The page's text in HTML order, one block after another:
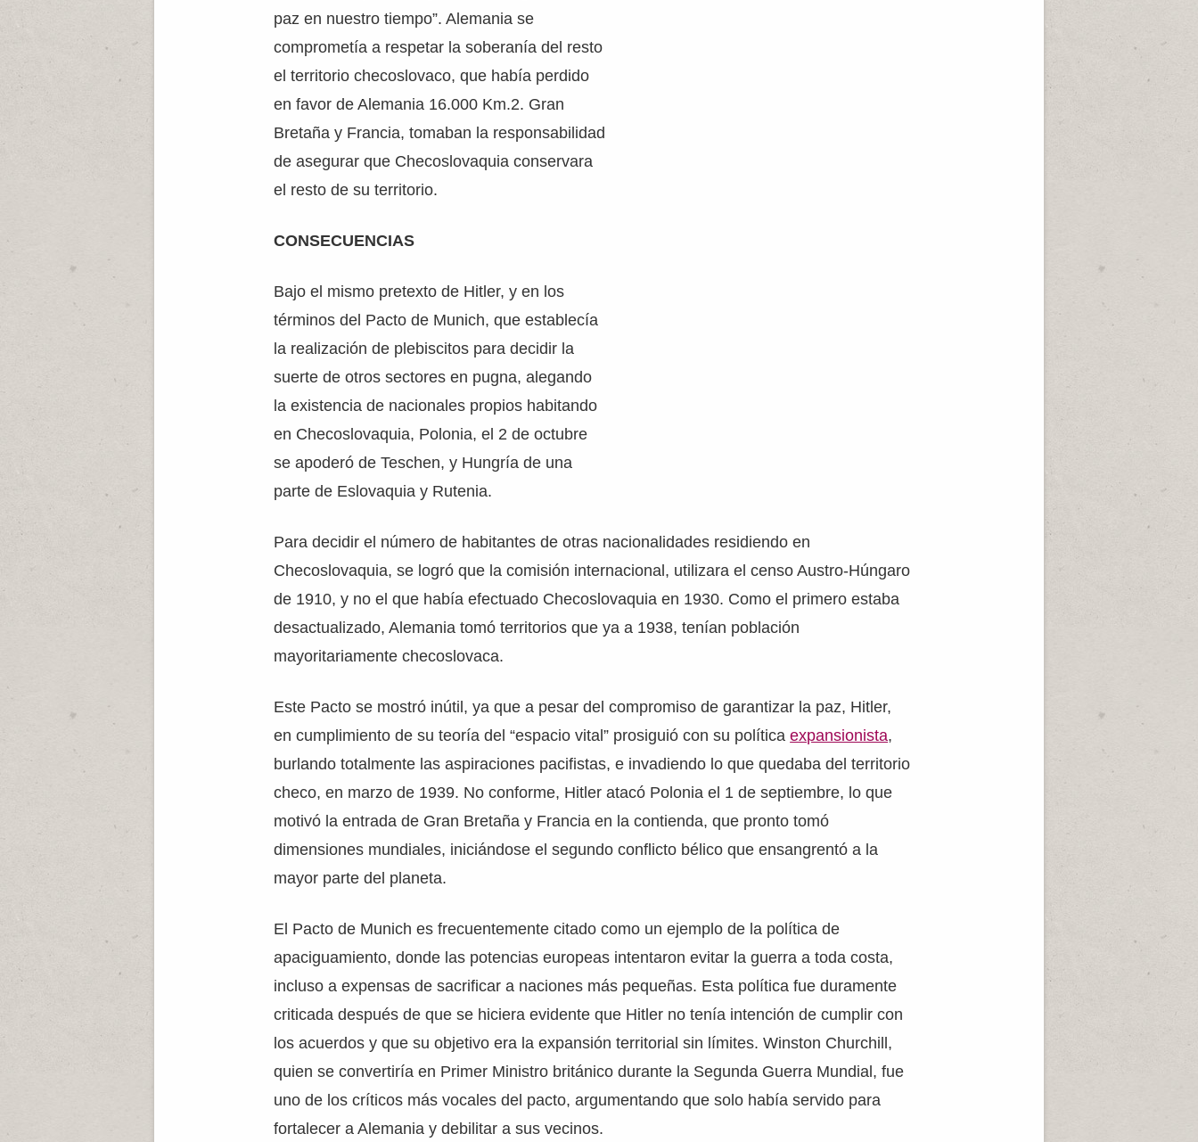
paz en nuestro tiempo”. Alemania se
comprometía a respetar la soberanía del resto
el territorio checoslovaco, que había perdido
en favor de Alemania 16.000 Km.2. Gran
Bretaña y Francia, tomaban la responsabilidad
de asegurar que Checoslovaquia conservara
el resto de su territorio.
CONSECUENCIAS
Bajo el mismo pretexto de Hitler, y en los
términos del Pacto de Munich, que establecía
la realización de plebiscitos para decidir la
suerte de otros sectores en pugna, alegando
la existencia de nacionales propios habitando
en Checoslovaquia, Polonia, el 2 de octubre
se apoderó de Teschen, y Hungría de una
parte de Eslovaquia y Rutenia.
Para decidir el número de habitantes de otras nacionalidades residiendo en
Checoslovaquia, se logró que la comisión internacional, utilizara el censo Austro-Húngaro
de 1910, y no el que había efectuado Checoslovaquia en 1930. Como el primero estaba
desactualizado, Alemania tomó territorios que ya a 1938, tenían población
mayoritariamente checoslovaca.
Este Pacto se mostró inútil, ya que a pesar del compromiso de garantizar la paz, Hitler,
en cumplimiento de su teoría del “espacio vital” prosiguió con su políticaexpansionista,
burlando totalmente las aspiraciones pacifistas, e invadiendo lo que quedaba del territorio
checo, en marzo de 1939. No conforme, Hitler atacó Polonia el 1 de septiembre, lo que
motivó la entrada de Gran Bretaña y Francia en la contienda, que pronto tomó
dimensiones mundiales, iniciándose el segundo conflicto bélico que ensangrentó a la
mayor parte del planeta.
El Pacto de Munich es frecuentemente citado como un ejemplo de la política de
apaciguamiento, donde las potencias europeas intentaron evitar la guerra a toda costa,
incluso a expensas de sacrificar a naciones más pequeñas. Esta política fue duramente
criticada después de que se hiciera evidente que Hitler no tenía intención de cumplir con
los acuerdos y que su objetivo era la expansión territorial sin límites. Winston Churchill,
quien se convertiría en Primer Ministro británico durante la Segunda Guerra Mundial, fue
uno de los críticos más vocales del pacto, argumentando que solo había servido para
fortalecer a Alemania y debilitar a sus vecinos.